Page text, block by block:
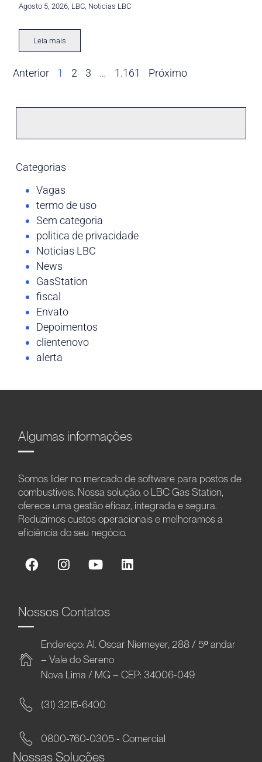
Agosto 5, 2026 LBC Noticias LBC
Leia mais
Anterior 1 2 3 … 1.161 Próximo
Categorias
Vagas
termo de uso
Sem categoria
politica de privacidade
Noticias LBC
News
GasStation
fiscal
Envato
Depoimentos
clientenovo
alerta
Algumas informações
Somos líder no mercado de software para postos de
combustíveis. Nossa solução, o LBC Gas Station,
oferece uma gestão eficaz, integrada e segura.
Reduzimos custos operacionais e melhoramos a
eficiência do seu negócio.
Nossos Contatos
Endereço: Al. Oscar Niemeyer, 288 / 5º andar
– Vale do Sereno
Nova Lima / MG – CEP: 34006-049
(31) 3215-6400
0800-760-0305 - Comercial
Nossas Soluções